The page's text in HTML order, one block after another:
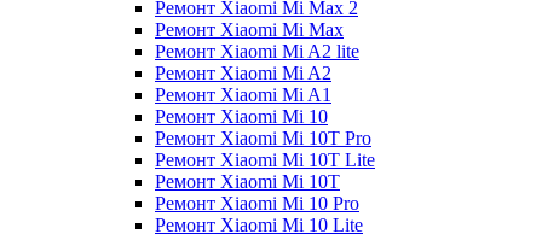
Ремонт Xiaomi Mi Max 2
Ремонт Xiaomi Mi Max
Ремонт Xiaomi Mi A2 lite
Ремонт Xiaomi Mi A2
Ремонт Xiaomi Mi A1
Ремонт Xiaomi Mi 10
Ремонт Xiaomi Mi 10T Pro
Ремонт Xiaomi Mi 10T Lite
Ремонт Xiaomi Mi 10T
Ремонт Xiaomi Mi 10 Pro
Ремонт Xiaomi Mi 10 Lite